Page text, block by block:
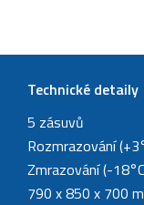
Technické detaily
5 zásuvů
Rozmrazování
Zmrazování (-
790 x 850 x 700